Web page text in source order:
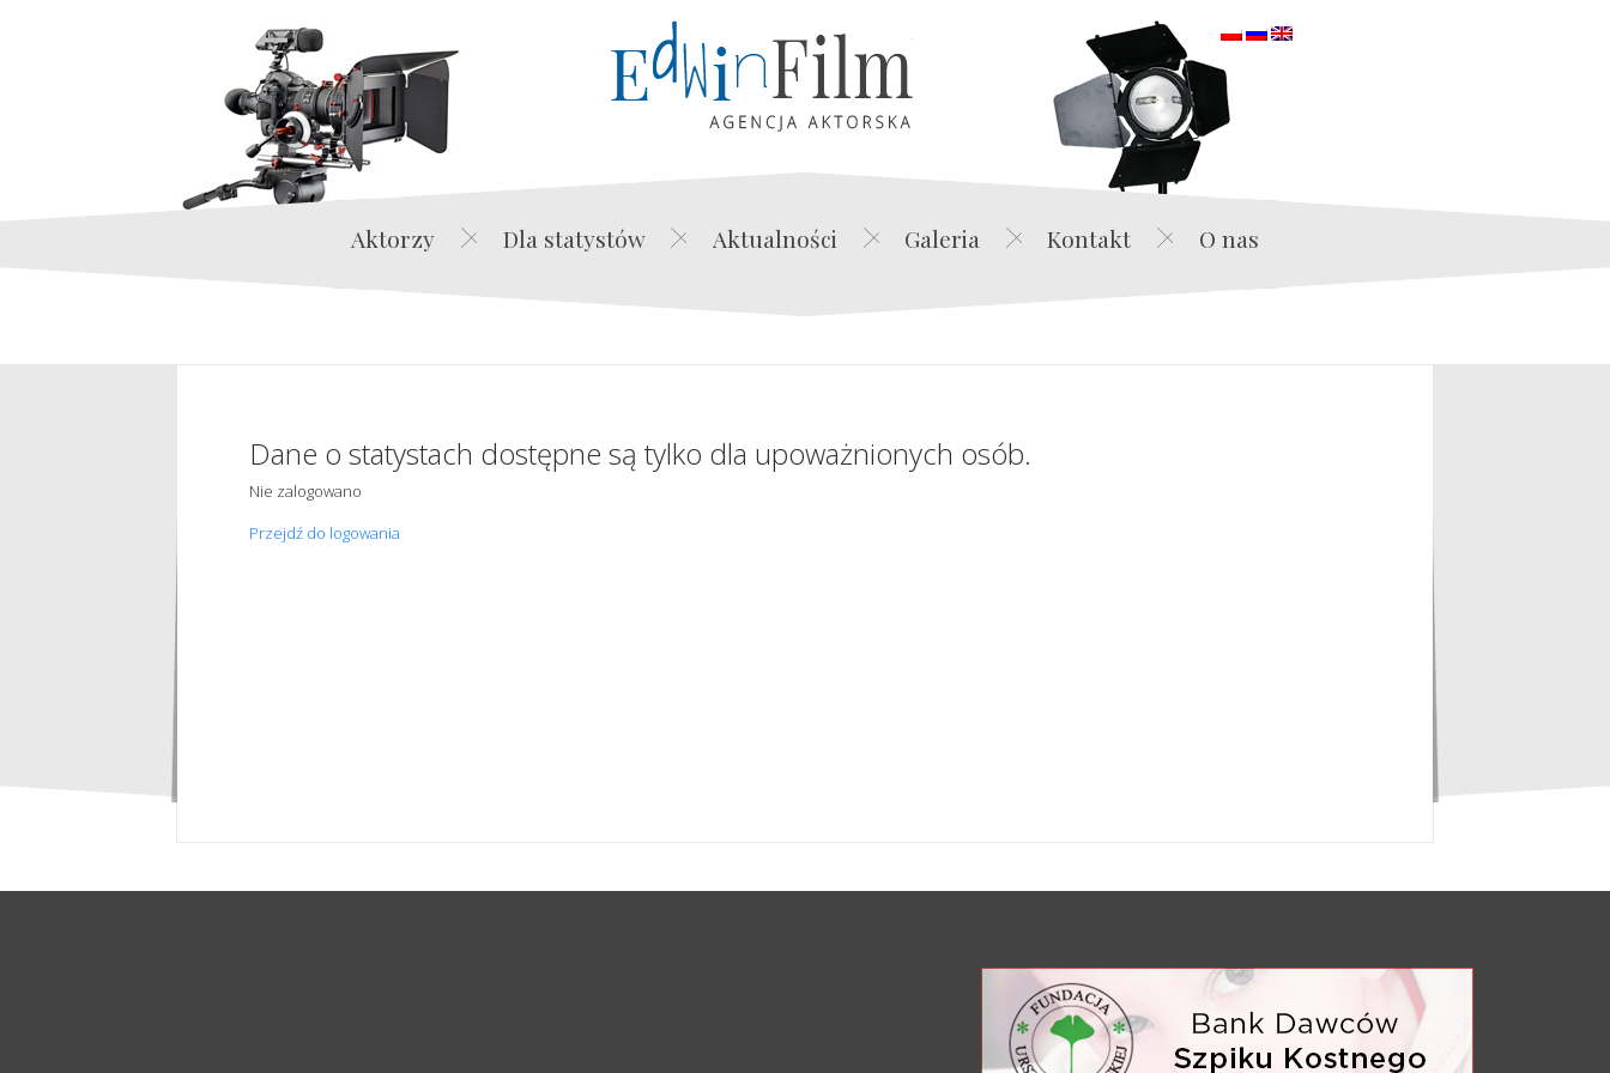
Edwin Film Agencja Aktorska
Aktorzy Dla statystów Aktualności Galeria Kontakt O nas
Dane o statystach dostępne są tylko dla upoważnionych osób.
Nie zalogowano
Przejdź do logowania